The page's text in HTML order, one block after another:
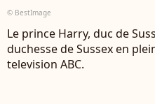
© BestImage
Le prince Harry, duc de
duchesse de Sussex en
television ABC.